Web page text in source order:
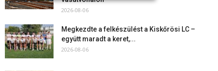
2026-08-06
Megkezdte a felkészülést a Kiskőrösi LC –
együtt maradt a keret,...
2026-08-06